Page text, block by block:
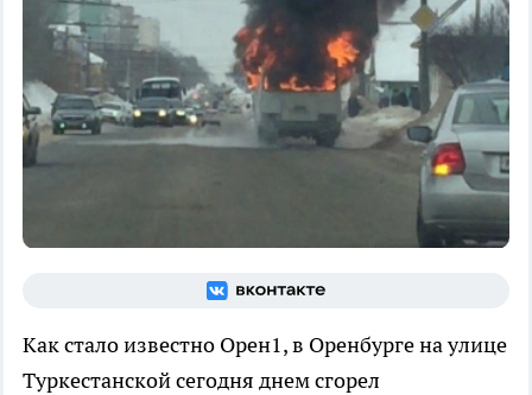
Как стало известно Орен1, в Оренбурге на улице
Туркестанской сегодня днем сгорел